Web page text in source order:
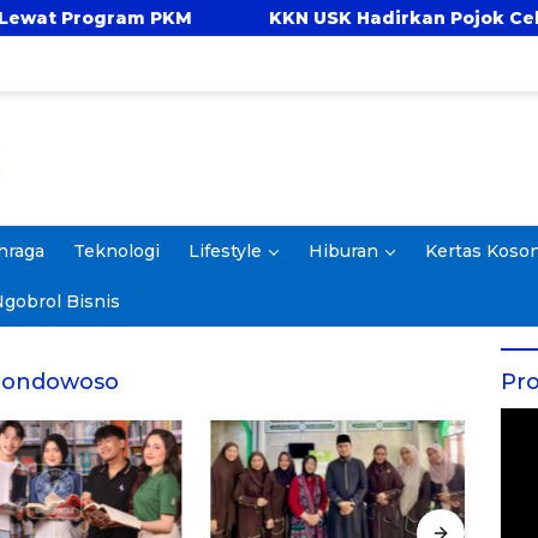
PKM KKN USK Hadirkan Pojok
Teknologi Lifestyle Hiburan Kertas
Bisnis